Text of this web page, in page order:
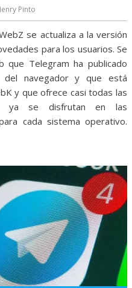
Pinto
se actualiza a la versión
para los usuarios. Se
que Telegram ha publicado
navegador y que está
y que ofrece casi todas las
ya se disfrutan en las
cada sistema operativo.